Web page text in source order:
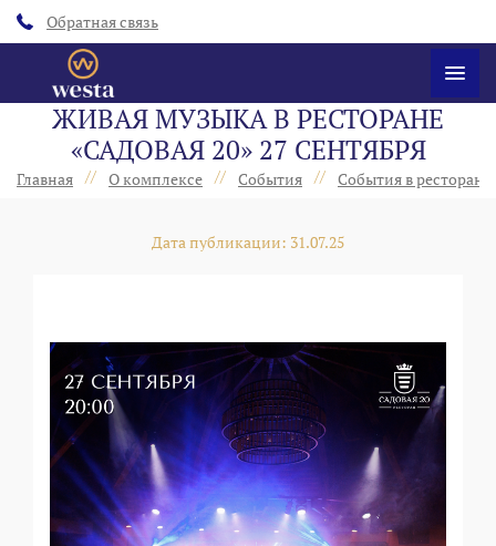
Обратная связь
ЖИВАЯ МУЗЫКА В РЕСТОРАНЕ
«‎САДОВАЯ 20» 27 СЕНТЯБРЯ
Главная // О комплексе // События // События в
Дата публикации: 31.07.25